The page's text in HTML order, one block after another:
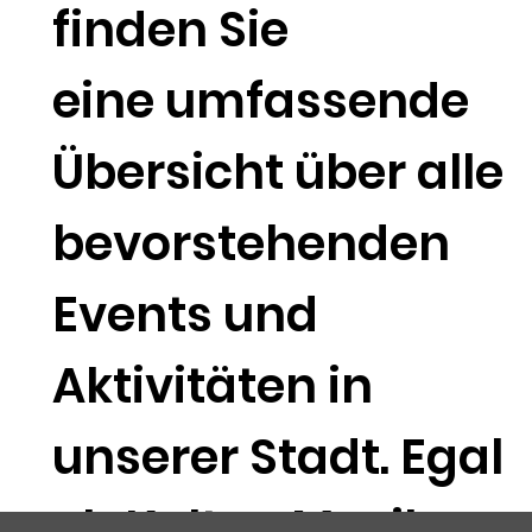
finden Sie
eine umfassende
Übersicht über alle
bevorstehenden
Events und
Aktivitäten in
unserer Stadt. Egal